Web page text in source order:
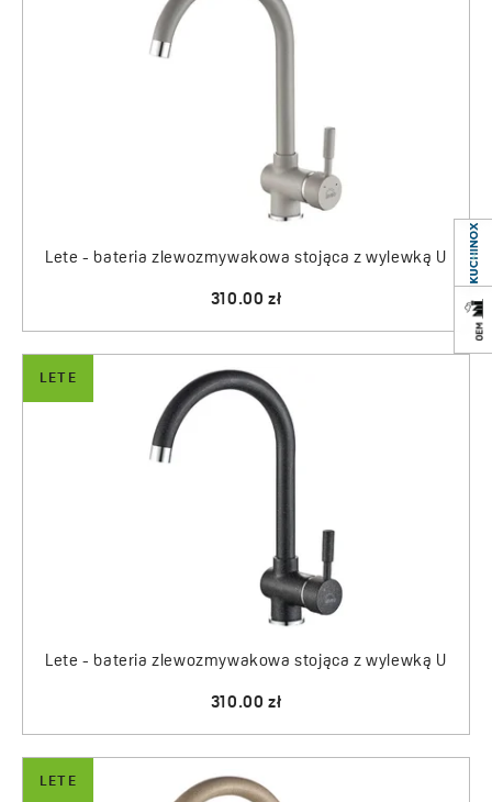
Lete - bateria zlewozmywakowa stojąca z wylewką U
310.00 zł
LETE
Lete - bateria zlewozmywakowa stojąca z wylewką U
310.00 zł
LETE